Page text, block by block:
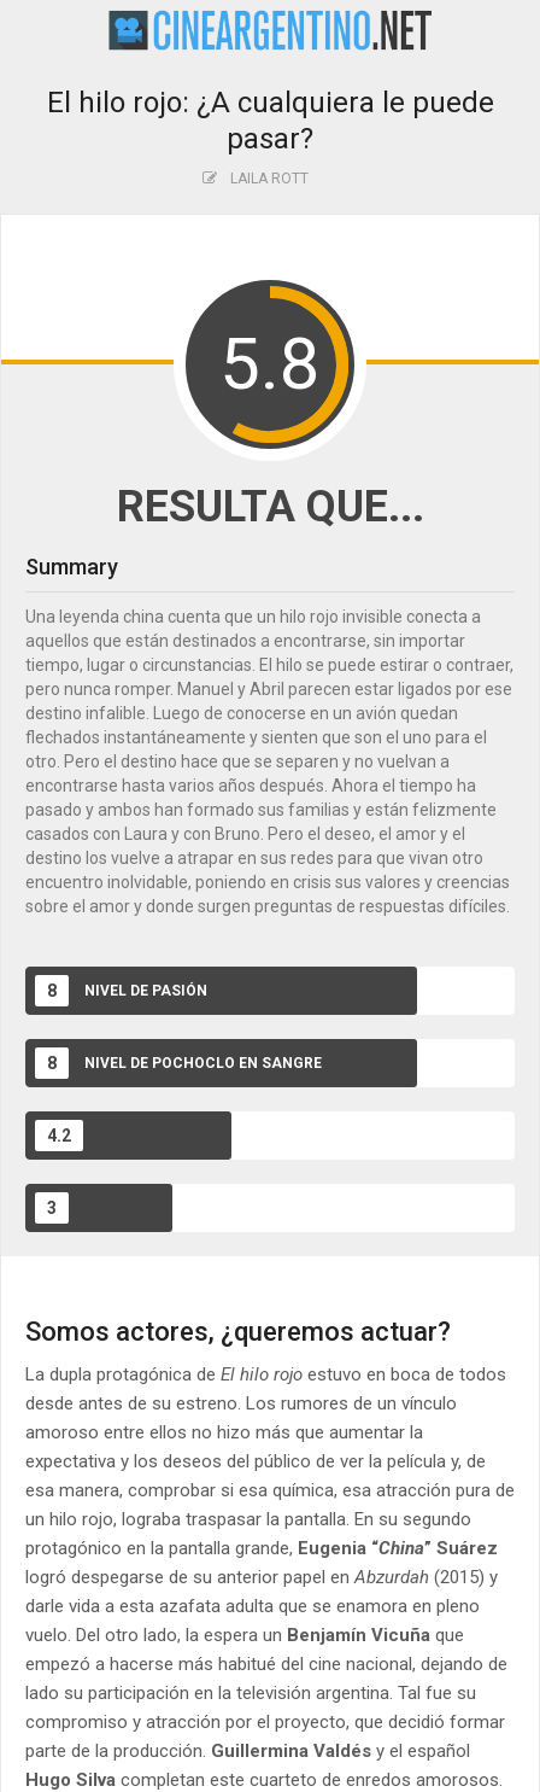
El hilo rojo: ¿A cualquiera le puede
pasar?
LAILA ROTT
5.8
RESULTA QUE...
Summary
Una leyenda china cuenta que un hilo rojo invisible conecta a
aquellos que están destinados a encontrarse, sin importar
tiempo, lugar o circunstancias. El hilo se puede estirar o contraer,
pero nunca romper. Manuel y Abril parecen estar ligados por ese
destino infalible. Luego de conocerse en un avión quedan
flechados instantáneamente y sienten que son el uno para el
otro. Pero el destino hace que se separen y no vuelvan a
encontrarse hasta varios años después. Ahora el tiempo ha
pasado y ambos han formado sus familias y están felizmente
casados con Laura y con Bruno. Pero el deseo, el amor y el
destino los vuelve a atrapar en sus redes para que vivan otro
encuentro inolvidable, poniendo en crisis sus valores y creencias
sobre el amor y donde surgen preguntas de respuestas difíciles.
8 NIVEL DE PASIÓN
8 NIVEL DE POCHOCLO EN SANGRE
4.2
3
Somos actores, ¿queremos actuar?
La dupla protagónica de El hilo rojo estuvo en boca de todos
desde antes de su estreno. Los rumores de un vínculo
amoroso entre ellos no hizo más que aumentar la
expectativa y los deseos del público de ver la película y, de
esa manera, comprobar si esa química, esa atracción pura de
un hilo rojo, lograba traspasar la pantalla. En su segundo
protagónico en la pantalla grande, Eugenia “China” Suárez
logró despegarse de su anterior papel enAbzurdah (2015) y
darle vida a esta azafata adulta que se enamora en pleno
vuelo. Del otro lado, la espera un Benjamín Vicuña que
empezó a hacerse más habitué del cine nacional, dejando de
lado su participación en la televisión argentina. Tal fue su
compromiso y atracción por el proyecto, que decidió formar
parte de la producción. Guillermina Valdés y el español
Hugo Silva completan este cuarteto de enredos amorosos.